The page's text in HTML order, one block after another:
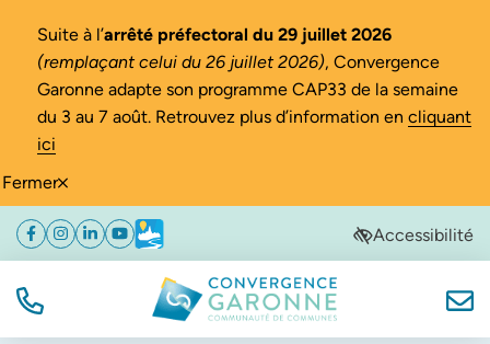
Fermer
Suite à l’arrêté préfectoral du 29 juillet 2026
(remplaçant celui du 26 juillet 2026), Convergence
Garonne adapte son programme CAP33 de la semaine
du 3 au 7 août. Retrouvez plus d’information en cliquant
ici
Aller
navigation
Aller
au
Aller
au
de
Facebook
(ouverture dans un nouvel onglet)
Instagram
(ouverture dans un nouvel onglet)
Linkedin
(ouverture dans un nouvel onglet)
YouTube
(ouverture dans un nouvel onglet)
Météo
(ouverture dans un nouvel onglet)Accessibilité
TÉL. Convergence Garonne